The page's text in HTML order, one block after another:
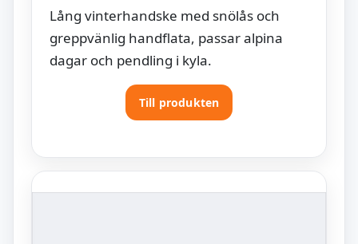
Lång vinterhandske med snölås och
greppvänlig handflata, passar alpina
dagar och pendling i kyla.
Till produkten